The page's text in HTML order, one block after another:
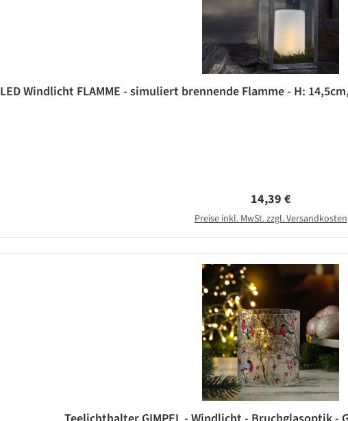
LED Windlicht FLAMME - simuliert brennende Flamme - H:
Regulärer Preis:
14,39 €
Preise inkl. MwSt. zzgl. Versandkosten